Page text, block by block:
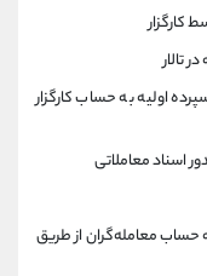
کارگزار
تالار
اولیه به حساب کارگزار
اسناد معاملاتی
حساب معامله‌گران از طریق